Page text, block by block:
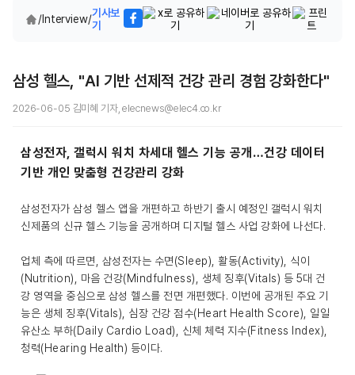
/Interview/기사보
기
삼성 헬스, "AI 기반 선제적 건강 관리 경험 강화한다"
2026-06-05 김미혜 기자, elecnews@elec4.co.kr
삼성전자, 갤럭시 워치 차세대 헬스 기능 공개…건강 데이터
기반 개인 맞춤형 건강관리 강화
삼성전자가 삼성 헬스 앱을 개편하고 하반기 출시 예정인 갤럭시 워치
신제품의 신규 헬스 기능을 공개하며 디지털 헬스 사업 강화에 나선다.
업체 측에 따르면, 삼성전자는 수면(Sleep), 활동(Activity), 식이
(Nutrition), 마음 건강(Mindfulness), 생체 징후(Vitals) 등 5대 건
강 영역을 중심으로 삼성 헬스를 전면 개편했다. 이번에 공개된 주요 기
능은 생체 징후(Vitals), 심장 건강 점수(Heart Health Score), 일일
유산소 부하(Daily Cardio Load), 신체 체력 지수(Fitness Index),
청력(Hearing Health) 등이다.